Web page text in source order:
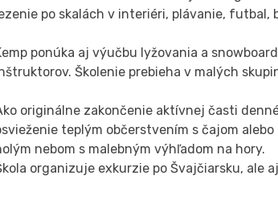
po skalách v interiéri, plávanie, futbal,
ponúka aj výučbu lyžovania a
Školenie prebieha v malých
originálne zakončenie aktívnej časti
teplým občerstvením s čajom
nebom s malebným výhľadom na hory.
organizuje exkurzie po Švajčiarsku, ale